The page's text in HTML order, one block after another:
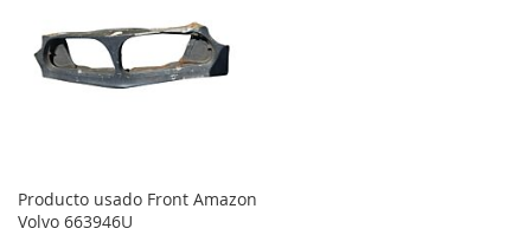
Producto usado Front Amazon
Volvo 663946U